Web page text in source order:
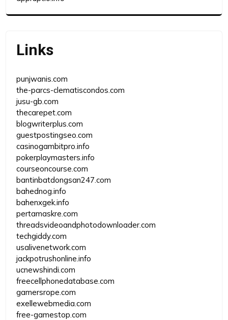
Links
punjwanis.com
the-parcs-clematiscondos.com
jusu-gb.com
thecarepet.com
blogwriterplus.com
guestpostingseo.com
casinogambitpro.info
pokerplaymasters.info
courseoncourse.com
bantinbatdongsan247.com
bahednog.info
bahenxgek.info
pertamaskre.com
threadsvideoandphotodownloader.com
techgiddy.com
usalivenetwork.com
jackpotrushonline.info
ucnewshindi.com
freecellphonedatabase.com
gamersrope.com
exellewebmedia.com
free-gamestop.com